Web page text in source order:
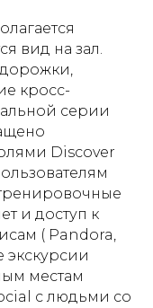
вид на зал.
кросс-
серии
Discover
и доступ к
( Pandora,
экскурсии
местам
с людьми со